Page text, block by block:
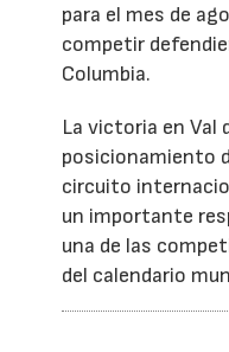
para el mes de
competir
Columbia.
La victoria en Val
posicionamiento
circuito
un importante
una de las
del calendario